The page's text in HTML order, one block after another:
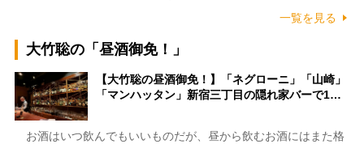
一覧を見る
大竹聡の「昼酒御免！」
【大竹聡の昼酒御免！】「ネグローニ」「山崎」
「マンハッタン」新宿三丁目の隠れ家バーで1…
お酒はいつ飲んでもいいものだが、昼から飲むお酒にはまた格